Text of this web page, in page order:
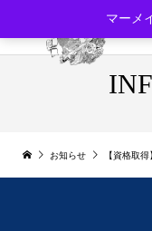
お知らせ 【資格取
マーメ